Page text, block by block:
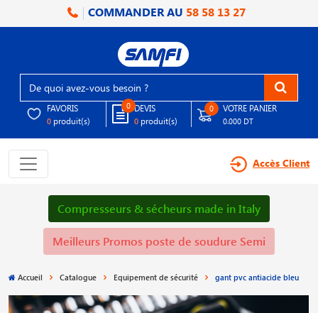
COMMANDER AU 58 58 13 27
FAVORIS
0 produit(s)
0 DEVIS
0 produit(s)
0 VOTRE PANIER
0.000 DT
Accès Client
Compresseurs & sécheurs made in Italy
Meilleurs Promos poste de soudure Semi
Accueil Catalogue Equipement de sécurité gant pvc antiacide bleu